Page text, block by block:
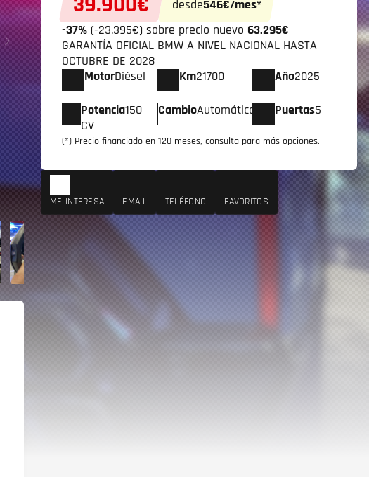
desde546€/mes*
-37% (-23.395€) sobre precio nuevo 63.295€
GARANTÍA OFICIAL BMW A NIVEL NACIONAL HASTA
OCTUBRE DE 2028
MotorDiésel Km21700 Año2025
Potencia150
CV
CambioAutomático Puertas5
(*) Precio financiado en 120 meses, consulta para más opciones.
ME INTERESA EMAIL TELÉFONO FAVORITOS